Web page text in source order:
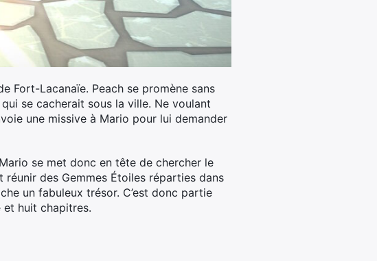
Fort-Lacanaïe. Peach se promène sans
se cacherait sous la ville. Ne voulant
une missive à Mario pour lui demander
se met donc en tête de chercher le
réunir des Gemmes Étoiles réparties dans
un fabuleux trésor. C’est donc partie
et huit chapitres.